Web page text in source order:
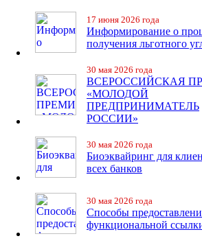
17 июня 2026 года
Информирование о
получения льготного
30 мая 2026 года
ВСЕРОССИЙСКАЯ
«МОЛОДОЙ
ПРЕДПРИНИМАТЕЛЬ
РОССИИ»
30 мая 2026 года
Биоэквайринг для
всех банков
30 мая 2026 года
Способы
функциональной